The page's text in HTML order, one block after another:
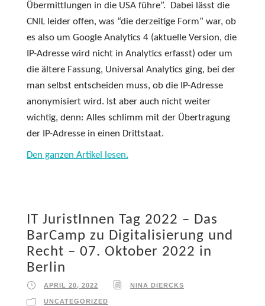
Übermittlungen in die USA führe”. Dabei lässt die
CNIL leider offen, was “die derzeitige Form” war, ob
es also um Google Analytics 4 (aktuelle Version, die
IP-Adresse wird nicht in Analytics erfasst) oder um
die ältere Fassung, Universal Analytics ging, bei der
man selbst entscheiden muss, ob die IP-Adresse
anonymisiert wird. Ist aber auch nicht weiter
wichtig, denn: Alles schlimm mit der Übertragung
der IP-Adresse in einen Drittstaat.
Den ganzen Artikel lesen.
IT JuristInnen Tag 2022 – Das
BarCamp zu Digitalisierung und
Recht – 07. Oktober 2022 in
Berlin
APRIL 20, 2022 NINA DIERCKS
UNCATEGORIZED